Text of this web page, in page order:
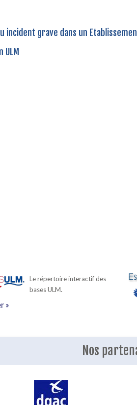
incident grave dans un
Le répertoire interactif des
bases ULM.
»
Nos